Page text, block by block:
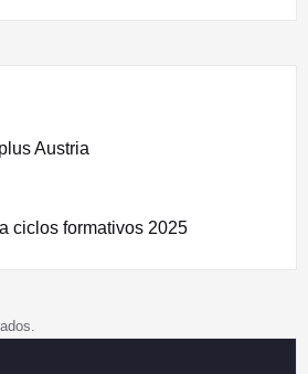
Austria
ciclos formativos 2025